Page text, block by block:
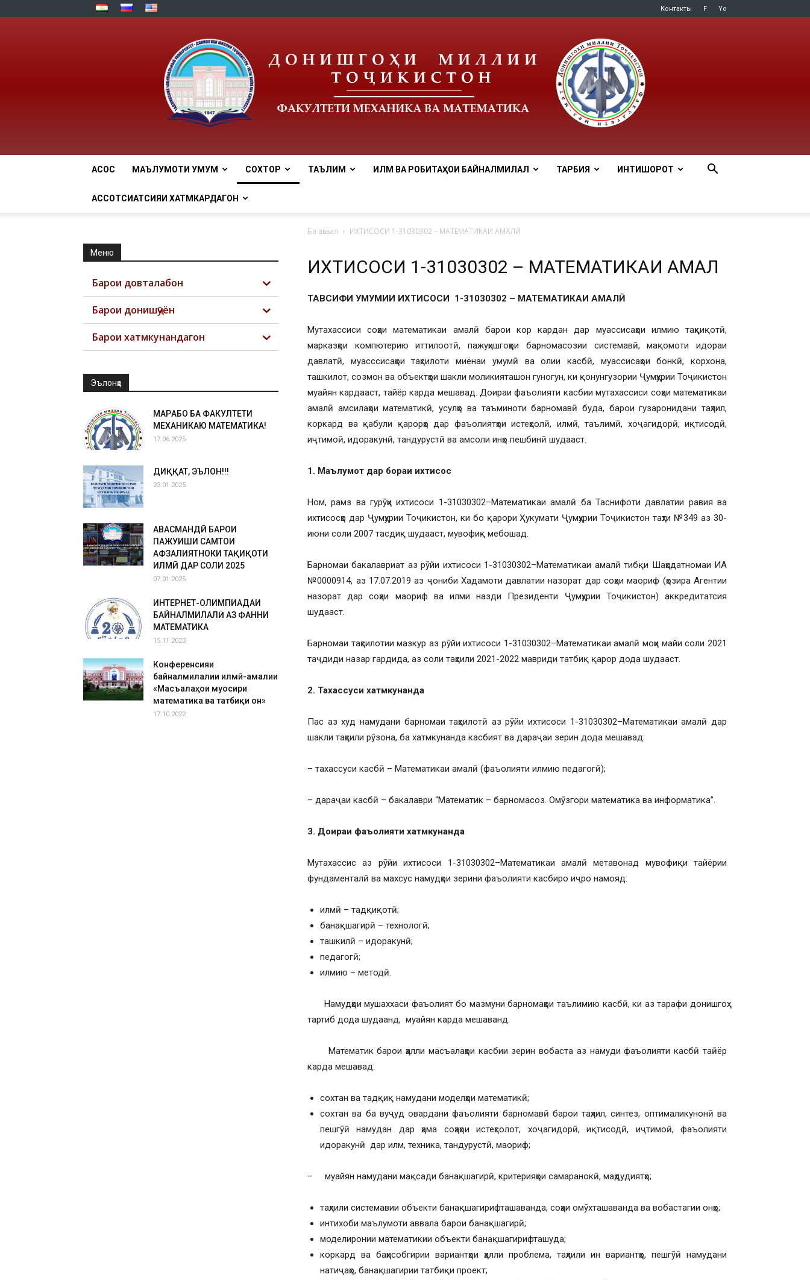
Контакты F Yo
АСОСӢ МАЪЛУМОТИ УМУМӢ СОХТОР ТАЪЛИМ ИЛМ ВА РОБИТАҲОИ БАЙНАЛМИЛАЛӢ ТАРБИЯ ИНТИШОРОТ
АССОТСИАТСИЯИ ХАТМКАРДАГОН
Ба аввал ИХТИСОСИ 1-31030302 – МАТЕМАТИКАИ АМАЛӢ
ИХТИСОСИ 1-31030302 – МАТЕМАТИКАИ АМАЛӢ
ТАВСИФИ УМУМИИ ИХТИСОСИ 1-31030302 – МАТЕМАТИКАИ АМАЛӢ
Мутахассиси соҳаи математикаи амалӣ барои кор кардан дар муассисаҳои илмию таҳқиқотӣ,
марказҳои компютерию иттилоотӣ, пажуҳишгоҳҳои барномасозии системавӣ, мақомоти идораи
давлатӣ, муасссисаҳои таҳсилоти миёнаи умумӣ ва олии касбӣ, муассисаҳои бонкӣ, корхона,
ташкилот, созмон ва объектҳои шакли моликияташон гуногун, ки қонунгузории Ҷумҳурии Тоҷикистон
муайян кардааст, тайёр карда мешавад. Доираи фаъолияти касбии мутахассиси соҳаи математикаи
амалӣ амсилаҳои математикӣ, усулҳо ва таъминоти барномавӣ буда, барои гузаронидани таҳлил,
коркард ва қабули қарорҳо дар фаъолиятҳои истеҳсолӣ, илмӣ, таълимӣ, хоҷагидорӣ, иқтисодӣ,
иҷтимоӣ, идоракунӣ, тандурустӣ ва амсоли инҳо пешбинӣ шудааст.
1. Маълумот дар бораи ихтисос
Ном, рамз ва гурӯҳи ихтисоси 1-31030302–Математикаи амалӣ ба Таснифоти давлатии равия ва
ихтисосҳо дар Ҷумҳурии Тоҷикистон, ки бо қарори Ҳукумати Ҷумҳурии Тоҷикистон таҳти №349 аз 30-
июни соли 2007 тасдиқ шудааст, мувофиқ мебошад.
Барномаи бакалавриат аз рӯйи ихтисоси 1-31030302–Математикаи амалӣ тибқи Шаҳодатномаи ИА
№0000914, аз 17.07.2019 аз ҷониби Хадамоти давлатии назорат дар соҳаи маориф (ҳозира Агентии
назорат дар соҳаи маориф ва илми назди Президенти Ҷумҳурии Тоҷикистон) аккредитатсия
шудааст.
Барномаи таҳсилотии мазкур аз рӯйи ихтисоси 1-31030302–Математикаи амалӣ моҳи майи соли 2021
таҷдиди назар гардида, аз соли таҳсили 2021-2022 мавриди татбиқ қарор дода шудааст.
2. Тахассуси хатмкунанда
Пас аз худ намудани барномаи таҳсилотӣ аз рӯйи ихтисоси 1-31030302–Математикаи амалӣ дар
шакли таҳсили рӯзона, ба хатмкунанда касбият ва дараҷаи зерин дода мешавад:
– тахассуси касбӣ – Математикаи амалӣ (фаъолияти илмию педагогӣ);
– дараҷаи касбӣ – бакалаври “Математик – барномасоз. Омӯзгори математика ва информатика”.
3. Доираи фаъолияти хатмкунанда
Мутахассис аз рӯйи ихтисоси 1-31030302–Математикаи амалӣ метавонад мувофиқи тайёрии
фундаменталӣ ва махсус намудҳои зерини фаъолияти касбиро иҷро намояд:
илмӣ – тадқиқотӣ;
банақшагирӣ – технологӣ;
ташкилӣ – идоракунӣ;
педагогӣ;
илмию – методӣ.
Намудҳои мушаххаси фаъолият бо мазмуни барномаҳои таълимию касбӣ, ки аз тарафи донишгоҳ
тартиб дода шудаанд, муайян карда мешаванд.
Математик барои ҳалли масъалаҳои касбии зерин вобаста аз намуди фаъолияти касбӣ таӣёр
карда мешавад:
сохтан ва тадқиқ намудани моделҳои математикӣ;
сохтан ва ба вуҷуд овардани фаъолияти барномавӣ барои таҳлил, синтез, оптималикунонӣ ва
пешгӯӣ намудан дар ҳама соҳаҳои истеҳсолот, хоҷагидорӣ, иқтисодӣ, иҷтимоӣ, фаъолияти
идоракунӣ дар илм, техника, тандурустӣ, маориф;
– муайян намудани мақсади банақшагирӣ, критерияҳои самаранокӣ, маҳдудиятҳо;
таҳлили системавии объекти банақшагирифташаванда, соҳаи омӯхташаванда ва вобастагии онҳо;
интихоби маълумоти аввала барои банақшагирӣ;
моделиронии математикии объекти банақшагирифташуда;
коркард ва баҳисобгирии вариантҳои ҳалли проблема, таҳлили ин вариантҳо, пешгӯӣ намудани
натиҷаҳо, банақшагирии татбиқи проект;
Меню
Барои довталабон
Барои донишҷӯён
Барои хатмкунандагон
Эълонҳо
МАРҲАБО БА ФАКУЛТЕТИ
МЕХАНИКАЮ МАТЕМАТИКА!
17.06.2025
ДИҚҚАТ, ЭЪЛОН!!!
23.01.2025
ҲАВАСМАНДӢ БАРОИ
ПАЖУҲИШИ САМТҲОИ
АФЗАЛИЯТНОКИ ТАҲҚИҚОТИ
ИЛМӢ ДАР СОЛИ 2025
07.01.2025
ИНТЕРНЕТ-ОЛИМПИАДАИ
БАЙНАЛМИЛАЛӢ АЗ ФАННИ
МАТЕМАТИКА
15.11.2023
Конференсияи
байналмилалии илмӣ-амалии
«Масъалаҳои муосири
математика ва татбиқи он»
17.10.2022